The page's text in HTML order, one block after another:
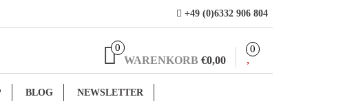
+49 (0)6332 906 804
0
WARENKORB €0,00
0
BLOG NEWSLETTER